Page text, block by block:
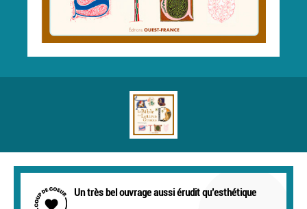
Un très bel ouvrage aussi érudit qu’esthétique